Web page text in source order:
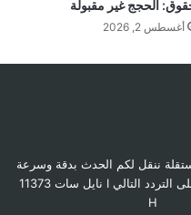
الحجج غير مقبولة
أغسطس 2, 2026
ننقل لكم الحدث بدقة وسرعة
وموضوعية تابعونا على التردد التالي I نايل سات 11373
H